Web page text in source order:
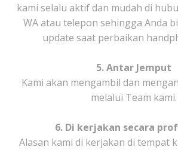
kami selalu aktif dan mudah di
WA atau telepon sehingga Anda
update saat perbaikan
5. Antar Jemput
Kami akan mengambil dan
melalui Team kami.
6. Di kerjakan secara
Alasan kami di kerjakan di tempat